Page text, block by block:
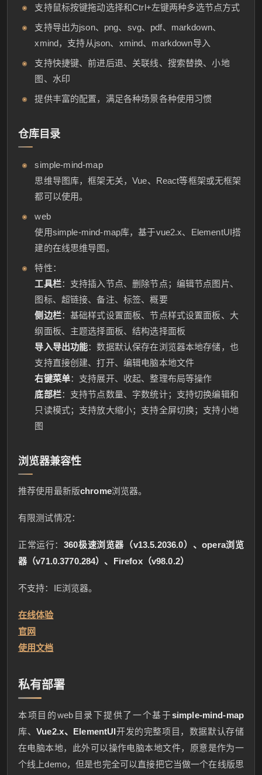
支持鼠标按键拖动选择和Ctrl+左键两种多选节点方式
支持导出为json、png、svg、pdf、markdown、
xmind，支持从json、xmind、markdown导入
支持快捷键、前进后退、关联线、搜索替换、小地
图、水印
提供丰富的配置，满足各种场景各种使用习惯
仓库目录
simple-mind-map
思维导图库，框架无关，Vue、React等框架或无框架
都可以使用。
web
使用simple-mind-map库，基于vue2.x、ElementUI搭
建的在线思维导图。
特性：
工具栏：支持插入节点、删除节点；编辑节点图片、
图标、超链接、备注、标签、概要
侧边栏：基础样式设置面板、节点样式设置面板、大
纲面板、主题选择面板、结构选择面板
导入导出功能：数据默认保存在浏览器本地存储，也
支持直接创建、打开、编辑电脑本地文件
右键菜单：支持展开、收起、整理布局等操作
底部栏：支持节点数量、字数统计；支持切换编辑和
只读模式；支持放大缩小；支持全屏切换；支持小地
图
浏览器兼容性
推荐使用最新版chrome浏览器。
有限测试情况：
正常运行： 360极速浏览器（v13.5.2036.0）、opera浏览
器（v71.0.3770.284）、Firefox（v98.0.2）
不支持：IE浏览器。
在线体验
官网
使用文档
私有部署
本项目的web目录下提供了一个基于simple-mind-map
库、Vue2.x、ElementUI开发的完整项目，数据默认存储
在电脑本地，此外可以操作电脑本地文件，原意是作为一
个线上demo，但是也完全可以直接把它当做一个在线版思